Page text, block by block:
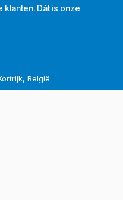
klanten. Dát is onze
België